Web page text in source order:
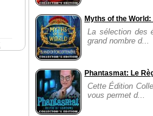
Myths of the
La sélection des
grand nombre d...
Phantasmat: Le
Cette Édition
vous permet d...